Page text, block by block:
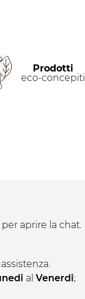
Prodotti
eco-concepiti
aprire la chat.
al Venerdi;